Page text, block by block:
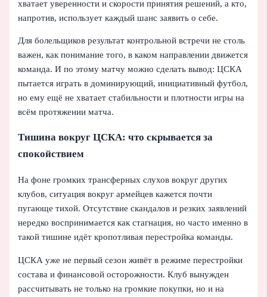
хватает уверенности и скорости принятия решений, а кто,
напротив, использует каждый шанс заявить о себе.
Для болельщиков результат контрольной встречи не столь
важен, как понимание того, в каком направлении движется
команда. И по этому матчу можно сделать вывод: ЦСКА
пытается играть в доминирующий, инициативный футбол,
но ему ещё не хватает стабильности и плотности игры на
всём протяжении матча.
Тишина вокруг ЦСКА: что скрывается за
спокойствием
На фоне громких трансферных слухов вокруг других
клубов, ситуация вокруг армейцев кажется почти
пугающе тихой. Отсутствие скандалов и резких заявлений
нередко воспринимается как стагнация, но часто именно в
такой тишине идёт кропотливая перестройка команды.
ЦСКА уже не первый сезон живёт в режиме перестройки
состава и финансовой осторожности. Клуб вынужден
рассчитывать не только на громкие покупки, но и на